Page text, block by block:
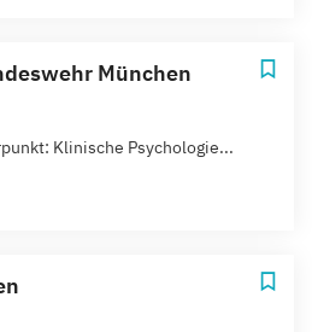
München
Klinische Psychologie...